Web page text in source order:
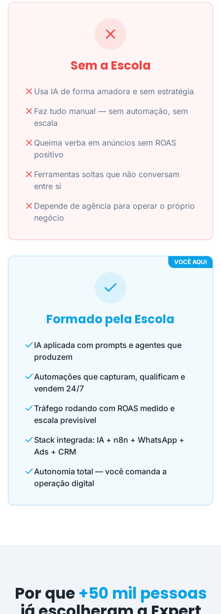
Sem a Escola
Usa IA de forma amadora e sem estratégia
Faz tudo manual — sem automação, sem
escala
Queima verba em anúncios sem ROAS
positivo
Ferramentas soltas que não conversam
entre si
Depende de agência para operar o próprio
negócio
VOCÊ AQUI
Formado pela Escola
IA aplicada com prompts e agentes que
produzem
Automações que capturam, qualificam e
vendem 24/7
Tráfego rodando com ROAS medido e
escala previsível
Stack integrada: IA + n8n + WhatsApp +
Ads + CRM
Autonomia total — você comanda a
operação digital
Por que +50 mil pessoas